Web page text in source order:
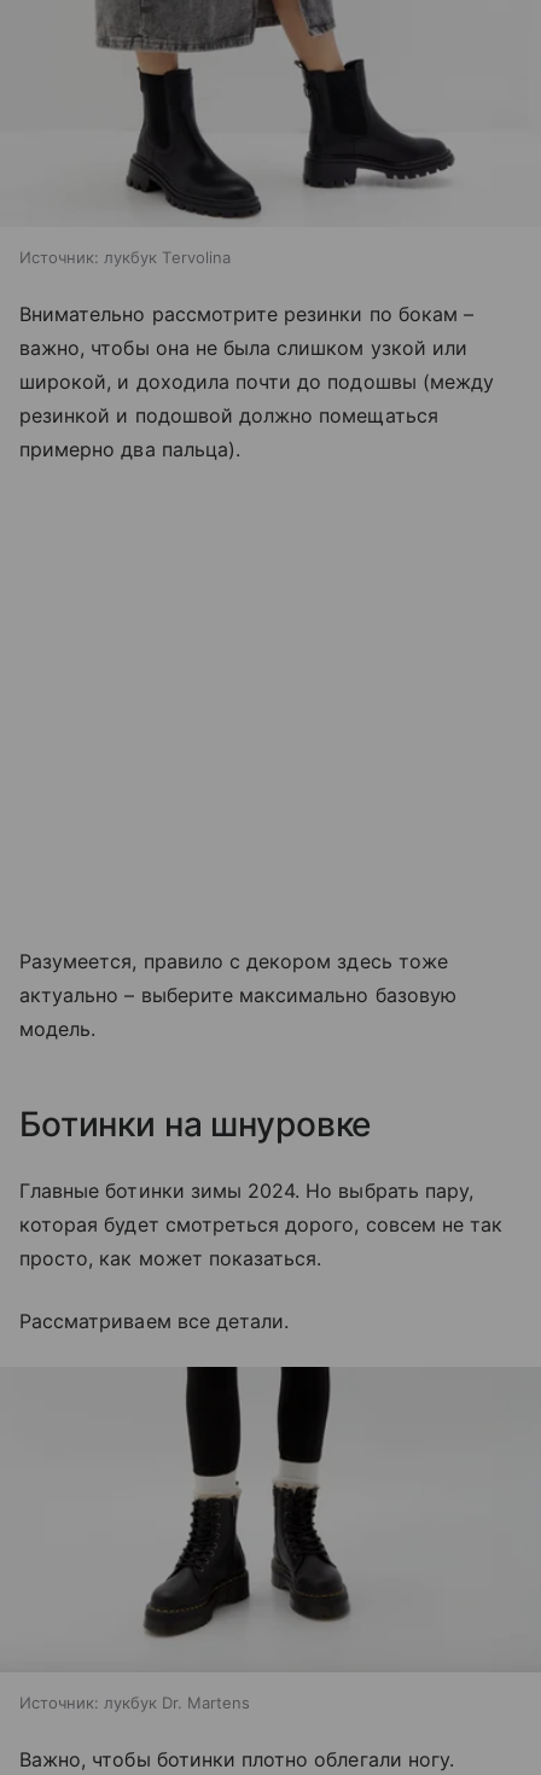
Источник: лукбук Тervolina
Внимательно рассмотрите резинки по бокам –
важно, чтобы она не была слишком узкой или
широкой, и доходила почти до подошвы (между
резинкой и подошвой должно помещаться
примерно два пальца).
Разумеется, правило с декором здесь тоже
актуально – выберите максимально базовую
модель.
Ботинки на шнуровке
Главные ботинки зимы 2024. Но выбрать пару,
которая будет смотреться дорого, совсем не так
просто, как может показаться.
Рассматриваем все детали.
Источник: лукбук Dr. Martens
Важно, чтобы ботинки плотно облегали ногу.